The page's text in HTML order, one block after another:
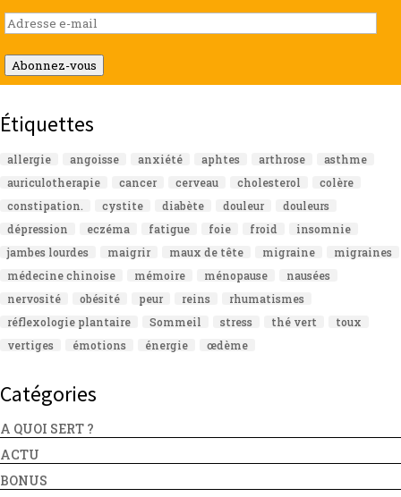
Adresse
e-
mail
Abonnez-vous
Étiquettes
allergie angoisse anxiété aphtes arthrose
asthme
auriculotherapie
cancer cerveau cholesterol
colère
constipation.
cystite diabète douleur
douleurs
dépression
eczéma fatigue foie froid
insomnie
jambes lourdes
maigrir maux de tête migraine
migraines
médecine chinoise
mémoire ménopause
nausées
nervosité
obésité peur reins
rhumatismes
réflexologie plantaire
Sommeil stress thé vert
toux
vertiges
émotions énergie œdème
Catégories
A QUOI SERT ?
ACTU
BONUS